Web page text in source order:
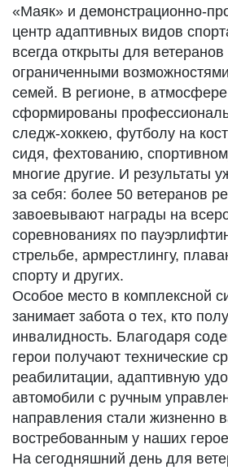
«Маяк» и демонстрационно-
центр адаптивных видов
всегда открыты для
ограниченными
семей. В регионе, в
сформированы
следж-хоккею, футболу на
сидя, фехтованию,
многие другие. И результаты
за себя: более 50 ветеранов
завоевывают награды на
соревнованиях по
стрельбе, армрестлингу,
спорту и других.
Особое место в комплексной
занимает забота о тех, кто
инвалидность. Благодаря
герои получают технические
реабилитации, адаптивную
автомобили с ручным
направления стали жизненно
востребованным у наших
На сегодняшний день для